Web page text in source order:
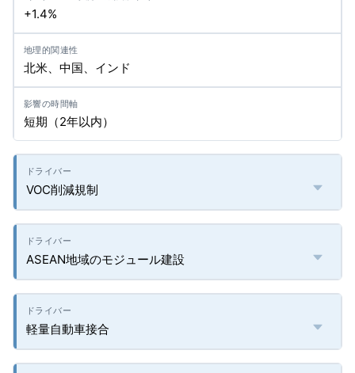
+1.4%
北米、中国、インド
短期（2年以内）
VOC削減規制
ASEAN地域のモジュール建設
軽量自動車接合